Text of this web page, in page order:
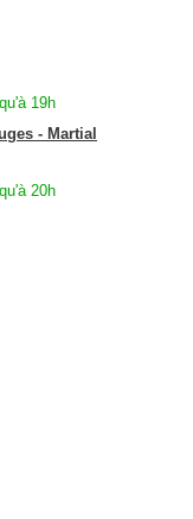
19h
- Martial
20h